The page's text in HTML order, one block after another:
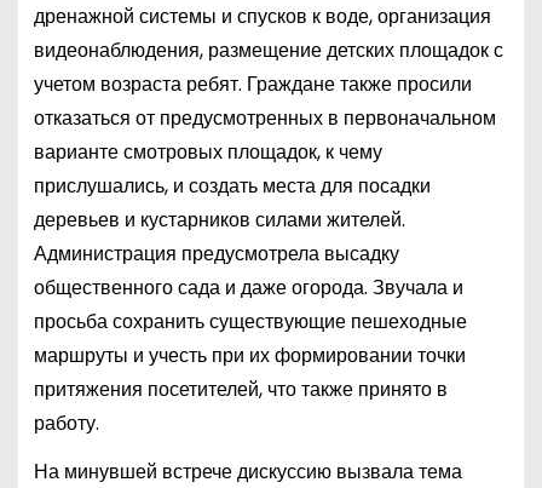
дренажной системы и спусков к воде, организация
видеонаблюдения, размещение детских площадок с
учетом возраста ребят. Граждане также просили
отказаться от предусмотренных в первоначальном
варианте смотровых площадок, к чему
прислушались, и создать места для посадки
деревьев и кустарников силами жителей.
Администрация предусмотрела высадку
общественного сада и даже огорода. Звучала и
просьба сохранить существующие пешеходные
маршруты и учесть при их формировании точки
притяжения посетителей, что также принято в
работу.
На минувшей встрече дискуссию вызвала тема